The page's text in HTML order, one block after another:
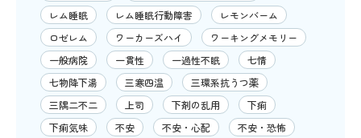
レム睡眠
レム睡眠行動障害
レモンバーム
ロゼレム
ワーカーズハイ
ワーキングメモリー
一般病院
一貫性 一過性不眠
七情
七物降下湯
三寒四温
三環系抗うつ薬
三隅二不二
上司 下剤の乱用
下痢
下痢気味
不安 不安・心配
不安・恐怖